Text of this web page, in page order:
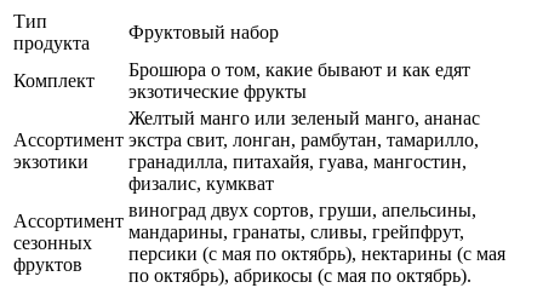
Тип
продукта
Фруктовый набор
Комплект
Брошюра о том, какие бывают и как едят
экзотические фрукты
Ассортимент
экзотики
Желтый манго или зеленый манго, ананас
экстра свит, лонган, рамбутан, тамарилло,
гранадилла, питахайя, гуава, мангостин,
физалис, кумкват
Ассортимент
сезонных
фруктов
виноград двух сортов, груши, апельсины,
мандарины, гранаты, сливы, грейпфрут,
персики (с мая по октябрь), нектарины (с мая
по октябрь), абрикосы (с мая по октябрь).